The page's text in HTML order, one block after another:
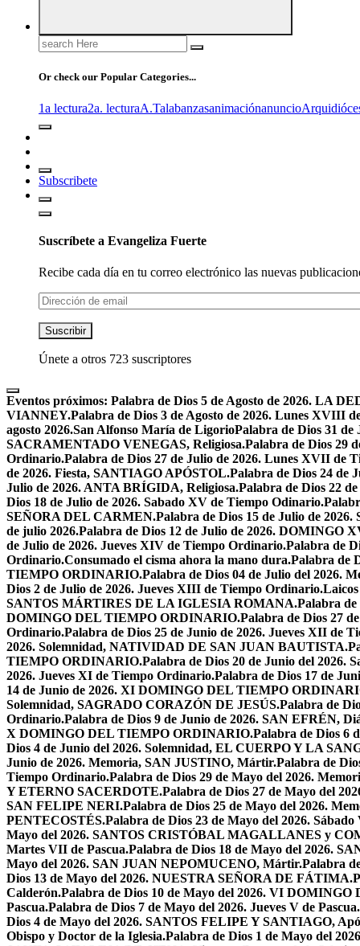
Search
for:
Or check our Popular Categories...
1a lectura2a. lecturaA.Talabanzasanimaciónanuncio
Subscribete
Suscríbete a Evangeliza Fuerte
Recibe cada día en tu correo electrónico las nuevas
Dirección
de
email
Suscribir
Únete a otros 723 suscriptores
Eventos próximos: Palabra de Dios 5 de Agosto de 2026. LA
VIANNEY.Palabra de Dios 3 de Agosto de 2026. Lunes XVIII
agosto 2026.San Alfonso María de LigorioPalabra de Dios 31
SACRAMENTADO VENEGAS, Religiosa.Palabra de Dios 29
Ordinario.Palabra de Dios 27 de Julio de 2026. Lunes XVII de
de 2026. Fiesta, SANTIAGO APÓSTOL.Palabra de Dios 24 de
Julio de 2026. ANTA BRÍGIDA, Religiosa.Palabra de Dios 22
Dios 18 de Julio de 2026. Sabado XV de Tiempo Odinario.
SEÑORA DEL CARMEN.Palabra de Dios 15 de Julio de
de julio 2026.Palabra de Dios 12 de Julio de 2026.
de Julio de 2026. Jueves XIV de Tiempo Ordinario.Palabra de
Ordinario.Consumado el cisma ahora la mano dura.Palabra de
TIEMPO ORDINARIO.Palabra de Dios 04 de Julio del 2026.
Dios 2 de Julio de 2026. Jueves XIII de Tiempo Ordinario.
SANTOS MÁRTIRES DE LA IGLESIA ROMANA.Palabra de
DOMINGO DEL TIEMPO ORDINARIO.Palabra de Dios 27
Ordinario.Palabra de Dios 25 de Junio de 2026. Jueves XII de
2026. Solemnidad, NATIVIDAD DE SAN JUAN BAUTISTA.
TIEMPO ORDINARIO.Palabra de Dios 20 de Junio del 2026.
2026. Jueves XI de Tiempo Ordinario.Palabra de Dios 17 de
14 de Junio de 2026. XI DOMINGO DEL TIEMPO
Solemnidad, SAGRADO CORAZÓN DE JESÚS.Palabra de
Ordinario.Palabra de Dios 9 de Junio de 2026. SAN EFRÉN,
X DOMINGO DEL TIEMPO ORDINARIO.Palabra de Dios 6
Dios 4 de Junio del 2026. Solemnidad, EL CUERPO Y LA
Junio de 2026. Memoria, SAN JUSTINO, Mártir.Palabra de
Tiempo Ordinario.Palabra de Dios 29 de Mayo del 2026.
Y ETERNO SACERDOTE.Palabra de Dios 27 de Mayo del
SAN FELIPE NERI.Palabra de Dios 25 de Mayo del 2026.
PENTECOSTÉS.Palabra de Dios 23 de Mayo del 2026.
Mayo del 2026. SANTOS CRISTÓBAL MAGALLANES y
Martes VII de Pascua.Palabra de Dios 18 de Mayo del 2026.
Mayo del 2026. SAN JUAN NEPOMUCENO, Mártir.Palabra
Dios 13 de Mayo del 2026. NUESTRA SEÑORA DE FÁTIMA.
Calderón.Palabra de Dios 10 de Mayo del 2026. VI DOMINGO
Pascua.Palabra de Dios 7 de Mayo del 2026. Jueves V de Pascua.
Dios 4 de Mayo del 2026. SANTOS FELIPE Y SANTIAGO,
Obispo y Doctor de la Iglesia.Palabra de Dios 1 de Mayo del